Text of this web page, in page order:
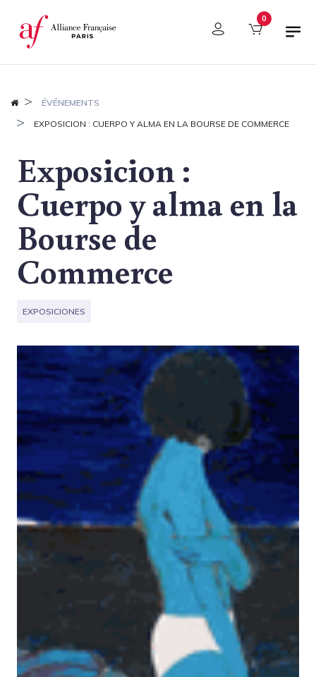
Panel de gestión de cookies 0
ÉVÉNEMENTS
EXPOSICION : CUERPO Y ALMA EN LA BOURSE DE COMMERCE
Exposicion :
Cuerpo y alma en la
Bourse de
Commerce
EXPOSICIONES